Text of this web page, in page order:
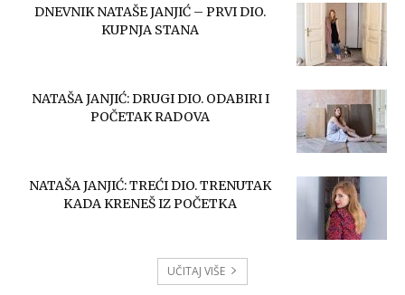
DNEVNIK NATAŠE JANJIĆ – PRVI DIO.
KUPNJA STANA
NATAŠA JANJIĆ: DRUGI DIO. ODABIRI I
POČETAK RADOVA
NATAŠA JANJIĆ: TREĆI DIO. TRENUTAK
KADA KRENEŠ IZ POČETKA
UČITAJ VIŠE